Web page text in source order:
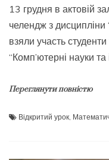
13 грудня в актовій
челендж з
взяли участь
“Комп’ютерні науки та
Переглянути повністю
Відкритий урок